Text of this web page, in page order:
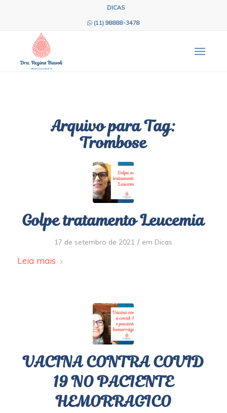
DICAS
(11) 98888-3478
Arquivo para Tag:
Trombose
Golpe tratamento Leucemia
17 de setembro de 2021 / em Dicas
Leia mais
VACINA CONTRA COVID
19 NO PACIENTE
HEMORRAGICO